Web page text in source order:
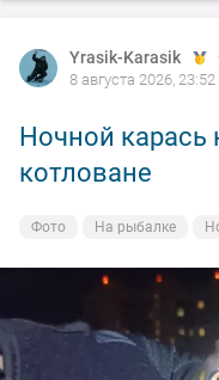
Yrasik-Karasik
8 августа 2026, 23:52
Ночной
котловане
Фото На рыбалке